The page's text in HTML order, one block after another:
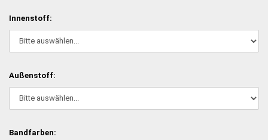
Innenstoff:
Außenstoff:
Bandfarben: